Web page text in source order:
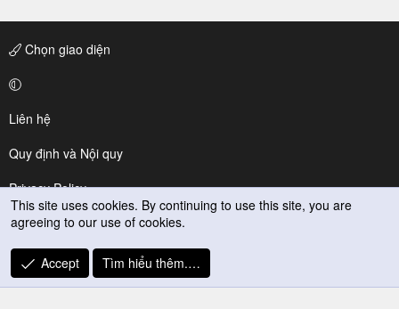
Chọn giao diện
Liên hệ
Quy định và Nội quy
Privacy Policy
Trợ giúp
R
S
This site uses cookies. By continuing to use this site, you are
agreeing to our use of cookies.
Accept Tìm hiểu thêm.…